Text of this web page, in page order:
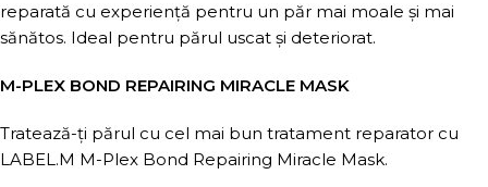
reparată cu experiență pentru un păr mai moale și mai
sănătos. Ideal pentru părul uscat și deteriorat.
M-PLEX BOND REPAIRING MIRACLE MASK
Tratează-ți părul cu cel mai bun tratament reparator cu
LABEL.M M-Plex Bond Repairing Miracle Mask.